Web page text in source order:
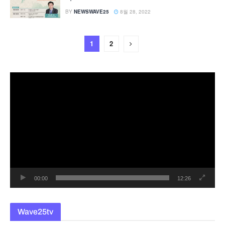
BY NEWSWAVE25 8월 28, 2022
1 2
00:00 12:26
Wave25tv